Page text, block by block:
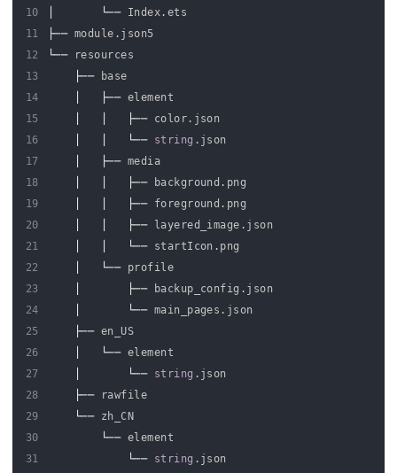
10
11
12
13
14
15
16
17
18
19
20
21
22
23
24
25
26
27
28
29
30
31
└── Index . ets
├── module . json5
└──
resources
├──
base
├── element
├── color . json
└── string . json
├── media
├── background . png
├── foreground . png
├── layered_image . json
└── startIcon . png
└──
profile
├── backup_config . json
└── main_pages . json
├── en_US
└── element
└── string . json
├──
rawfile
└──
zh_CN
└── element
└──
string . json